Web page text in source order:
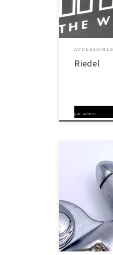
ACCESSOIRES
Riedel
par admin